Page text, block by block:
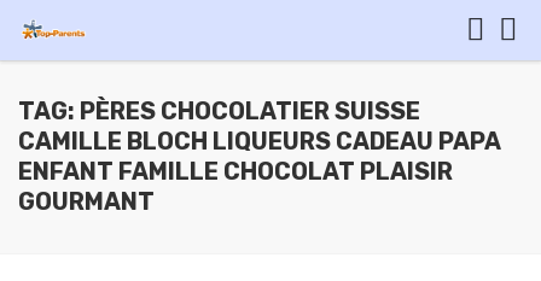
TAG: PÈRES CHOCOLATIER SUISSE
CAMILLE BLOCH LIQUEURS CADEAU PAPA
ENFANT FAMILLE CHOCOLAT PLAISIR
GOURMANT